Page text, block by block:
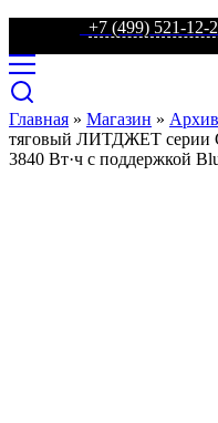
+7 (499) 521-12-
Главная » Магазин »
тяговый ЛИТДЖЕТ серии
3840 Вт·ч с поддержкой